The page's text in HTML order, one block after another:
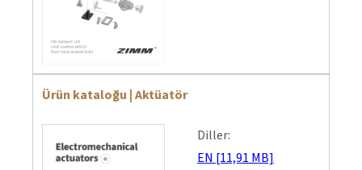
Ürün kataloğu | Aktüatör
Diller:
EN [11,91 MB]